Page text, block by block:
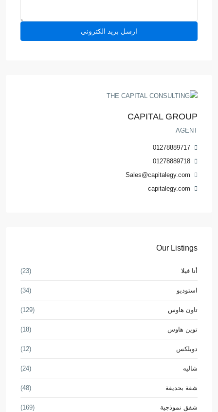
CAPITAL GROUP
AGENT
01278889717
01278889718
Sales@capitalegy.com
capitalegy.com
Our Listings
أنا فيلا (23)
استوديو (34)
تاون هاوس (129)
توين هاوس (18)
دوبلكس (12)
شاليه (24)
شقة بحديقة (48)
شقق نموذجية (169)